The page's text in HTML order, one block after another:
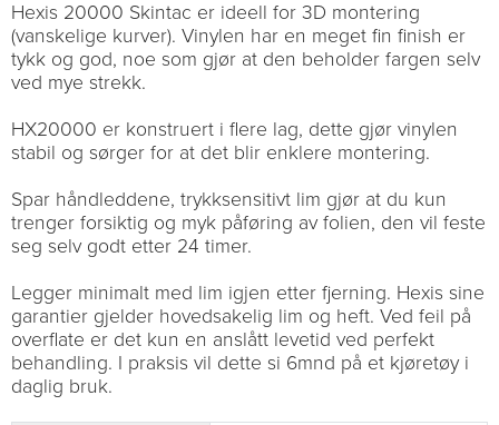
Hexis 20000 Skintac er ideell for 3D montering
(vanskelige kurver). Vinylen har en meget fin finish er
tykk og god, noe som gjør at den beholder fargen selv
ved mye strekk.
HX20000 er konstruert i flere lag, dette gjør vinylen
stabil og sørger for at det blir enklere montering.
Spar håndleddene, trykksensitivt lim gjør at du kun
trenger forsiktig og myk påføring av folien, den vil feste
seg selv godt etter 24 timer.
Legger minimalt med lim igjen etter fjerning. Hexis sine
garantier gjelder hovedsakelig lim og heft. Ved feil på
overflate er det kun en anslått levetid ved perfekt
behandling. I praksis vil dette si 6mnd på et kjøretøy i
daglig bruk.